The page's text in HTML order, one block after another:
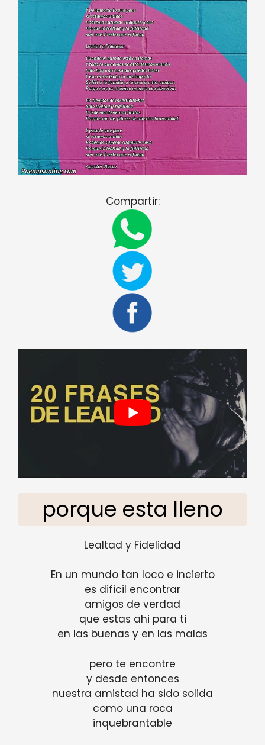
Compartir:
porque esta lleno
Lealtad y Fidelidad
En un mundo tan loco e incierto
es dificil encontrar
amigos de verdad
que estas ahi para ti
en las buenas y en las malas
pero te encontre
y desde entonces
nuestra amistad ha sido solida
como una roca
inquebrantable